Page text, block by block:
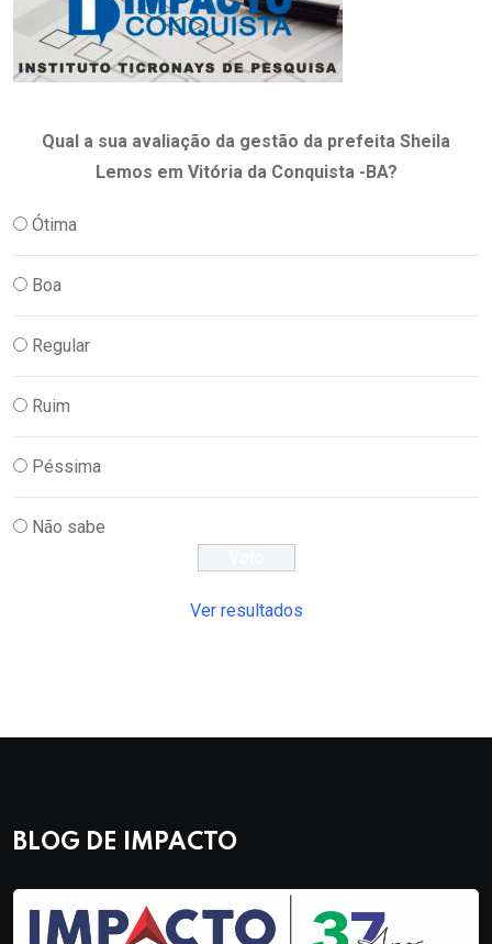
Qual a sua avaliação da gestão da prefeita Sheila
Lemos em Vitória da Conquista -BA?
Ótima
Boa
Regular
Ruim
Péssima
Não sabe
Ver resultados
BLOG DE IMPACTO